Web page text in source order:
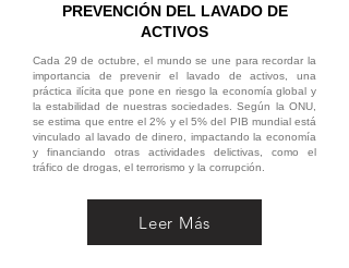
PREVENCIÓN DEL LAVADO DE
ACTIVOS
Cada 29 de octubre, el mundo se une para recordar la
importancia de prevenir el lavado de activos, una
práctica ilícita que pone en riesgo la economía global y
la estabilidad de nuestras sociedades. Según la ONU,
se estima que entre el 2% y el 5% del PIB mundial está
vinculado al lavado de dinero, impactando la economía
y financiando otras actividades delictivas, como el
tráfico de drogas, el terrorismo y la corrupción.
Leer Más